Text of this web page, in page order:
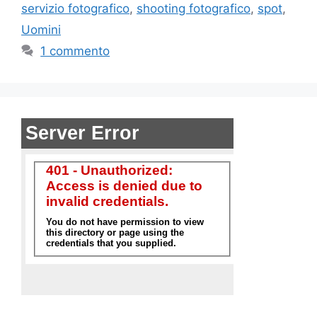
servizio fotografico, shooting fotografico, spot,
Uomini
1 commento